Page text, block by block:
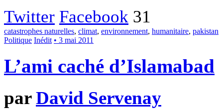
Twitter Facebook 31
catastrophes naturelles, climat, environnement, humanitaire, pakistan
Politique Inédit • 3 mai 2011
L’ami caché d’Islamabad
parDavid Servenay